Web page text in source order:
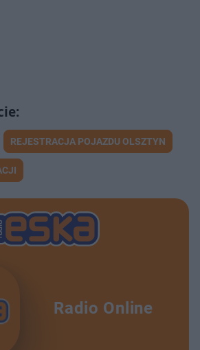
REJESTRACJA POJAZDU OLSZTYN
Radio Online